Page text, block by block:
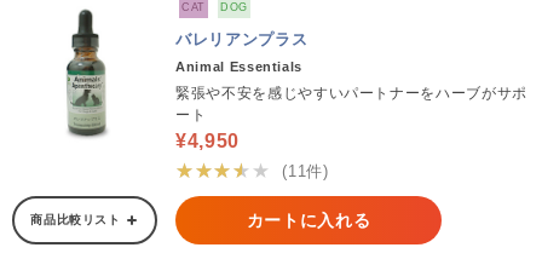
CAT DOG
バレリアンプラス
Animal Essentials
緊張や不安を感じやすいパートナーをハーブがサポ
ート
¥4,950
★★★★★
(11件)
商品比較リスト カートに入れる